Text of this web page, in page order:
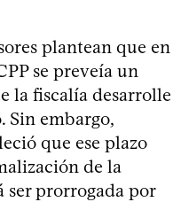
plantean que en
se preveía un
la fiscalía desarrolle
Sin embargo,
que ese plazo
de la
ser prorrogada por